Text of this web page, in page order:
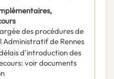
des procédures de
Administratif de Rennes
d'introduction des
: voir documents